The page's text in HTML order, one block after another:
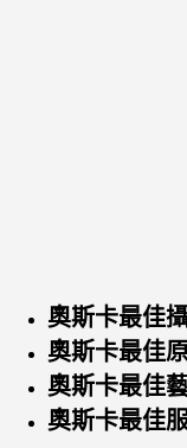
奧斯卡最佳
奧斯卡最佳
奧斯卡最佳
奧斯卡最佳